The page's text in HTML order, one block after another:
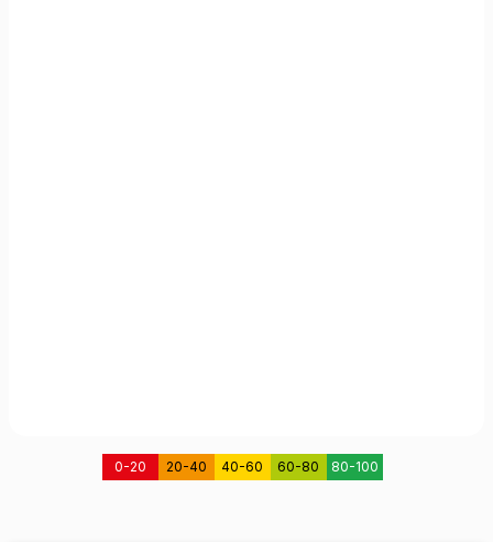
0-20 20-40 40-60 60-80 80-100